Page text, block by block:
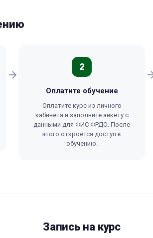
2
Оплатите обучение
Оплатите курс из личного
кабинета и заполните анкету с
данными для ФИС ФРДО. После
этого откроется доступ к
обучению.
Запись на курс